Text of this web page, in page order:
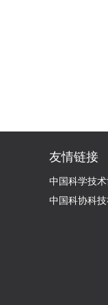
友情链接
中国科学技术
中国科协科